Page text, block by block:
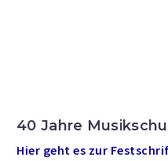
40 Jahre
Hier geht es zur